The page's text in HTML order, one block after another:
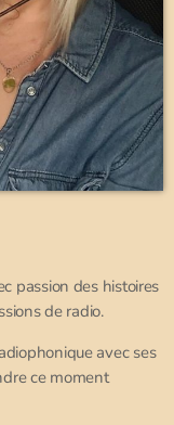
passion des histoires
de radio.
avec ses
ce moment